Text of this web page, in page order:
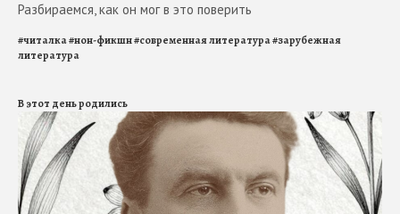
Разбираемся, как он мог в это поверить
#читалка#нон-фикшн#современная литература#зарубежная
литература
В этот день родились